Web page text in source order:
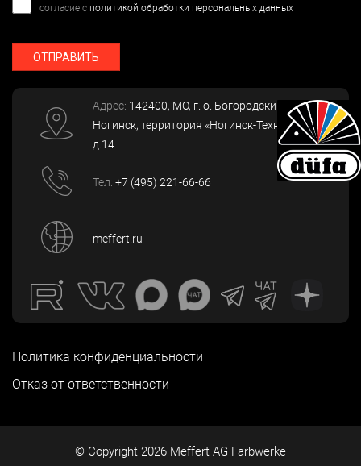
согласие с политикой обработки персональных данных
ОТПРАВИТЬ
Адрес: 142400, МО, г. о. Богородский, г.
Ногинск, территория «Ногинск-Технопарк»,
д.14
Тел: +7 (495) 221-66-66
meffert.ru
Политика конфиденциальности
Отказ от ответственности
© Copyright 2026 Meffert AG Farbwerke